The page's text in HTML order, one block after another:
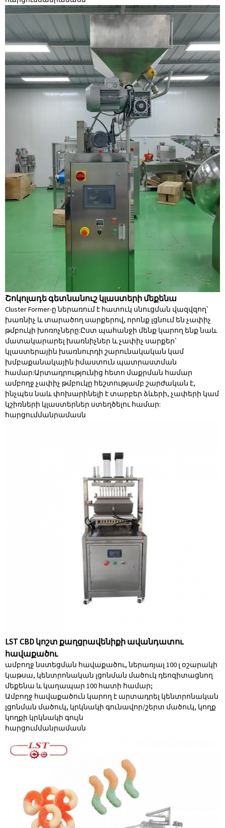
Շոկոլադե գետնանուշ կլաստերի մեքենա
Cluster Former-ը ներառում է հատուկ սնուցման վազվզող՝
խառնիչ և տարածող սարքերով, որոնք լցնում են չափիչ
թմբուկի խոռոչները:Ըստ պահանջի մենք կարող ենք նաև
մատակարարել խառնիչներ և չափիչ սարքեր՝
կլաստերային խառնուրդի շարունակական կամ
խմբաքանակային իմաստուն պատրաստման
համար:Արտադրությունից հետո մաքրման համար
ամբողջ չափիչ թմբուկը հեշտությամբ շարժական է,
ինչպես նաև փոխարինելի է տարբեր ձևերի, չափերի կամ
կշիռների կլաստերներ ստեղծելու համար:
հարցումմանրամասն
LST CBD կոշտ քաղցրավենիքի ավանդատու
հավաքածու
ամբողջ նստեցման հավաքածու, ներառյալ 100 լ օշարակի
կաթսա, կենտրոնական լցոնման մածուկ դեոզիտացնող
մեքենա և կաղապար 100 հատի համար;
Ամբողջ հավաքածուն կարող է արտադրել կենտրոնական
լցոնման մածուկ, կրկնակի գունավոր/շերտ մածուկ, կողք
կողքի կրկնակի գույն
հարցումմանրամասն